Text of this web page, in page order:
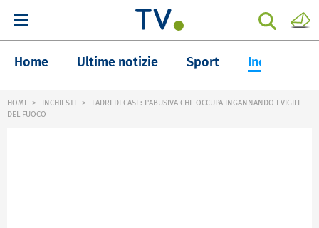
Home Ultime notizie Sport Inchieste
HOME INCHIESTE
LADRI DI CASE: L'ABUSIVA CHE OCCUPA INGANNANDO I VIGILI
DEL FUOCO